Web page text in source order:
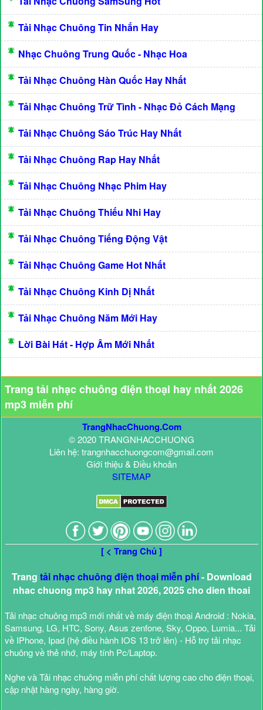
Tải Nhạc Chuông Tin Nhắn Hay
Nhạc Chuông Trung Quốc - Nhạc Hoa
Tải Nhạc Chuông Hàn Quốc Hay Nhất
Tải Nhạc Chuông Trữ Tình - Nhạc Đỏ Cách Mạng
Tải Nhạc Chuông Sáo Trúc Hay Nhất
Tải Nhạc Chuông Rap Hay Nhất
Tải Nhạc Chuông Nhạc Phim Hay
Tải Nhạc Chuông Thiếu Nhi Hay
Tải Nhạc Chuông Tiếng Động Vật
Tải Nhạc Chuông Game Hot Nhất
Tải Nhạc Chuông Kinh Dị Nhất
Tải Nhạc Chuông Năm Mới Hay
Lời Bài Hát - Hợp Âm Mới Nhất
Trang tải nhạc chuông điện thoại hay nhất 2026
mp3 miễn phí
TrangNhacChuong.Com
© 2020 TRANGNHACCHUONG
Liên hệ: trangnhacchuongcom@gmail.com
Giới thiệu & Điều khoản
SITEMAP
[ < Trang Chủ ]
Trang tải nhạc chuông điện thoại miễn phí- Download
nhac chuong mp3 hay nhat 2026, 2025 cho dien thoai
Tải nhạc chuông mp3 mới nhất về máy điện thoại Android : Nokia,
Samsung, LG, HTC, Sony, Asus zenfone, Sky, Oppo, Lumia... Tải
về IPhone, Ipad (hệ điều hành IOS 13 trở lên) - Hỗ trợ tải nhạc
chuông về thẻ nhớ, máy tính Pc/Laptop.
Nghe và Tải nhạc chuông miễn phí chất lượng cao cho điện thoại,
cập nhật hàng ngày, hàng giờ.